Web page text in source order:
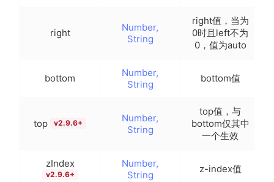
right
Number,
String
right值，当为
0时且left不为
0，值为auto
bottom
Number,
String
bottom值
top v2.9.6+
Number,
String
top值，与
bottom仅其中
一个生效
zIndex
v2.9.6+
Number,
String
z-index值